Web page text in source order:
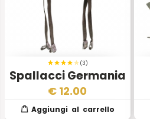
(3)
Spallacci Germania
Ovest
€ 12.00